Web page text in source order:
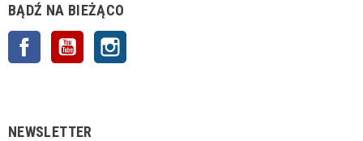
BĄDŹ NA BIEŻĄCO
Facebook YouTube
NEWSLETTER